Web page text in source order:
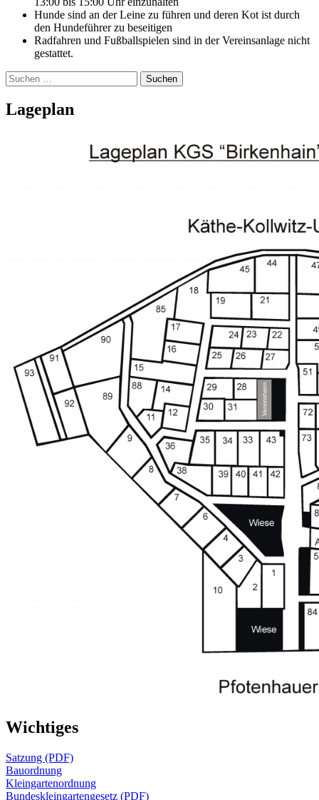
Hunde sind an der Leine zu führen und deren Kot ist durch
den Hundeführer zu beseitigen
Radfahren und Fußballspielen sind in der Vereinsanlage nicht
gestattet.
Suchen
nach:
Lageplan
Wichtiges
Satzung (PDF)
Bauordnung
Kleingartenordnung
Bundeskleingartengesetz (PDF)